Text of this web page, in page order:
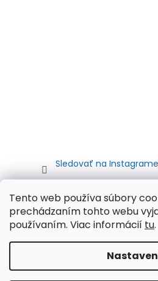
Tento web používa súbory
prechádzaním tohto webu
používaním. Viac informácií tu.
Sledovať na Instagrame
Vytvoril